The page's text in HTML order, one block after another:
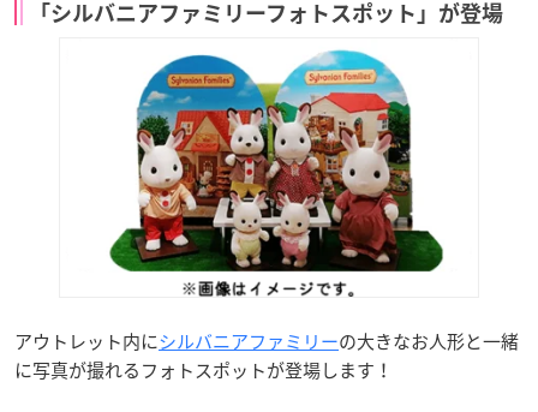
「シルバニアファミリーフォトスポット」が登場
アウトレット内にシルバニアファミリーの大きなお人形と一緒
に写真が撮れるフォトスポットが登場します！